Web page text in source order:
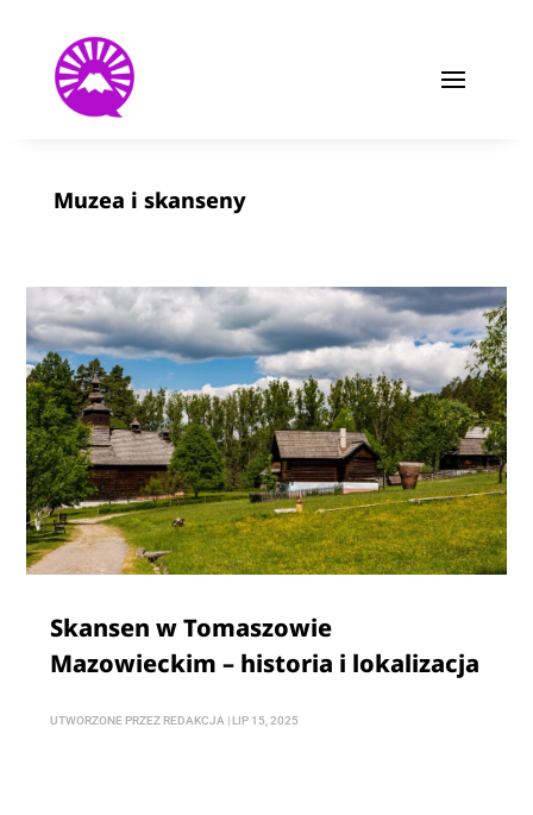
Muzea i skanseny
Skansen w Tomaszowie
Mazowieckim – historia i lokalizacja
UTWORZONE PRZEZ REDAKCJA | LIP 15, 2025